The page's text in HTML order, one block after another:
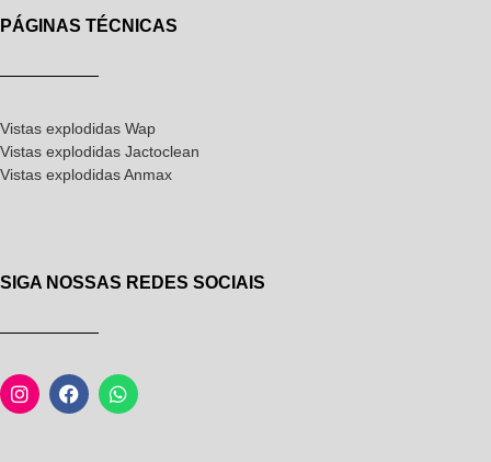
PÁGINAS TÉCNICAS
Vistas explodidas Wap
Vistas explodidas Jactoclean
Vistas explodidas Anmax
SIGA NOSSAS REDES SOCIAIS